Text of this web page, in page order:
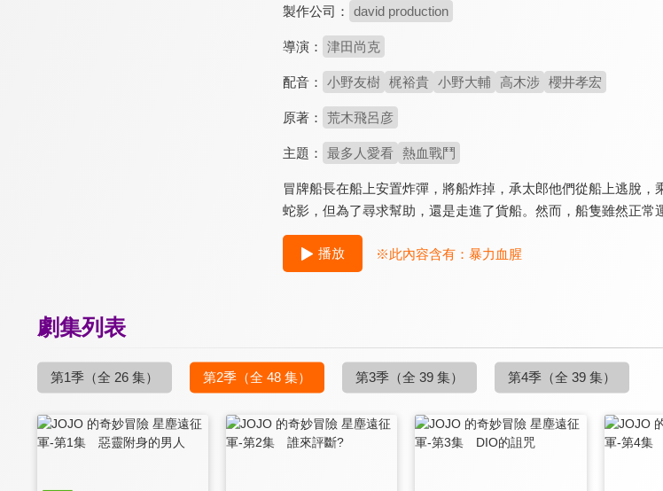
製作公司： david production
導演： 津田尚克
配音： 小野友樹 梶裕貴 小野大輔 高木涉 櫻井孝宏
原著： 荒木飛呂彦
主題： 最多人愛看 熱血戰鬥
冒牌船長在船上安置炸彈，將船炸掉，承太郎他們從船上逃脫
蛇影，但為了尋求幫助，還是走進了貨船。然而，船隻雖然正
播放 ※此內容含有： 暴力血腥
劇集列表
第1季 （全 26 集） 第2季 （全 48 集） 第3季 （全 39 集） 第4季 （全 39 集）